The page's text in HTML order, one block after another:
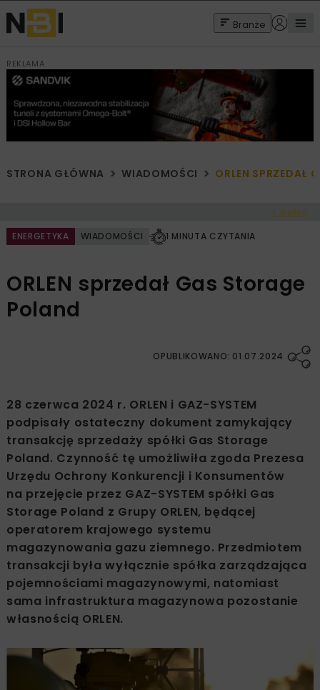
Branże
REKLAMA
STRONA GŁÓWNA WIADOMOŚCI ORLEN SPRZEDAŁ
< Cofnij
ENERGETYKA WIADOMOŚCI 1 MINUTA CZYTANIA
ORLEN sprzedał Gas Storage
Poland
OPUBLIKOWANO: 01.07.2024
28 czerwca 2024 r. ORLEN i GAZ-SYSTEM
podpisały ostateczny dokument zamykający
transakcję sprzedaży spółki Gas Storage
Poland. Czynność tę umożliwiła zgoda Prezesa
Urzędu Ochrony Konkurencji i Konsumentów
na przejęcie przez GAZ-SYSTEM spółki Gas
Storage Poland z Grupy ORLEN, będącej
operatorem krajowego systemu
magazynowania gazu ziemnego. Przedmiotem
transakcji była wyłącznie spółka zarządzająca
pojemnościami magazynowymi, natomiast
sama infrastruktura magazynowa pozostanie
własnością ORLEN.